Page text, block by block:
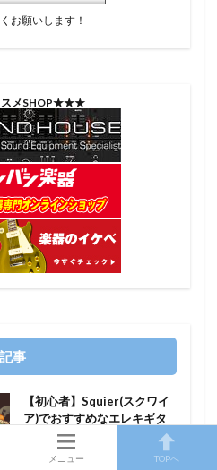
お願いします！
メSHOP★★★
事
【初心者】Squier(スクワイ
ア)でおすすめなエレキギタ
ー８選
メニュー TOPへ